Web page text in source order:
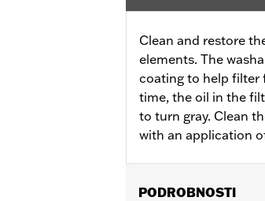
Clean and restore
elements. The
coating to help filter
time, the oil in the
to turn gray. Clean
with an application
PODROBNOSTI